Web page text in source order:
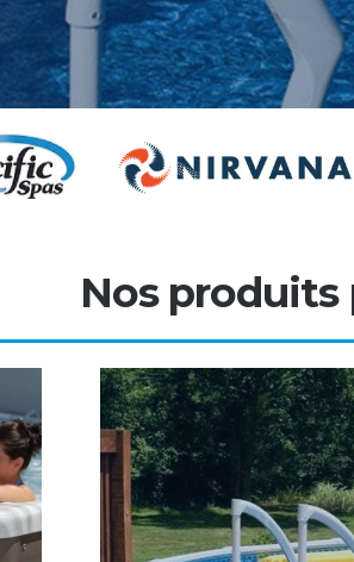
Nos